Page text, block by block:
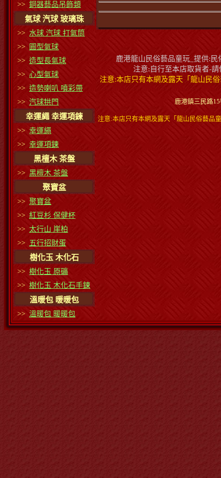
>> 銅器藝品吊飾類
氣球 汽球 玻璃珠
>> 水球 汽球 打氣筒
>>
圓型氣球
>> 造型長氣球
>> 心型氣球
>> 造勢喇叭 噴彩帶
>> 汽球拱門
幸運繩 幸運項鍊
>> 幸運繩
>> 幸運項鍊
黑檀木 茶盤
>> 黑檀木 茶盤
聚寶盆
>> 聚寶盆
>> 紅豆杉 保健杯
>> 太行山 崖柏
>> 五行招財蛋
樹化玉 木化石
>> 樹化玉 原礦
>> 樹化玉 木化石手鍊
溫暖包 暖暖包
>> 溫暖包 暖暖包
鹿港龍山民俗藝品童玩_提供:
注意:自行至本店取貨者-
注意:本店只有本網及露天「龍山民
鹿港鎮三民路
注意:本店只有本網及露天「龍山民俗藝品